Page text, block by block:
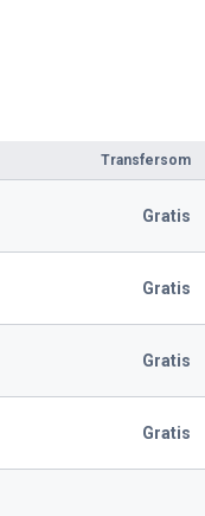
Transfersom
Gratis
Gratis
Gratis
Gratis